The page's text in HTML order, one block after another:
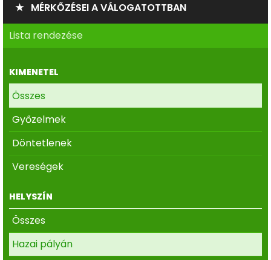
★ MÉRKŐZÉSEI A VÁLOGATOTTBAN
Lista rendezése
KIMENETEL
Összes
Győzelmek
Döntetlenek
Vereségek
HELYSZÍN
Összes
Hazai pályán